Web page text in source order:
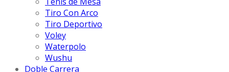
Tiro Con Arco
Tiro Deportivo
Voley
Waterpolo
Wushu
Doble Carrera